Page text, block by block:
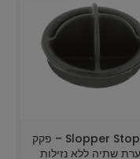
Slopper Stopper – פקק
שתיה ללא נזילות